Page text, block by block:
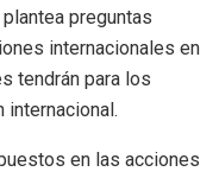
preguntas
internacionales en
tendrán para los
en las acciones